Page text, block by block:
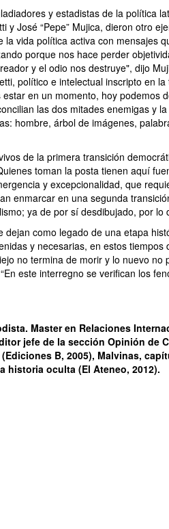
y estadistas de la política
y José “Pepe” Mujica, dieron otro
vida política activa con mensajes
porque nos hace perder
y el odio nos destruye", dijo
político e intelectual inscripto en la
en un momento, hoy podemos
las dos mitades enemigas y
hombre, árbol de imágenes,
de la primera transición
toman la posta tienen aquí
y excepcionalidad, que
enmarcar en una segunda
ya de por sí desdibujado, por lo
dejan como legado de una etapa
y necesarias, en estos tiempos
no termina de morir y lo nuevo no
este interregno se verifican los
Master en Relaciones
jefe de la sección Opinión de
B, 2005), Malvinas,
historia oculta (El Ateneo, 2012).